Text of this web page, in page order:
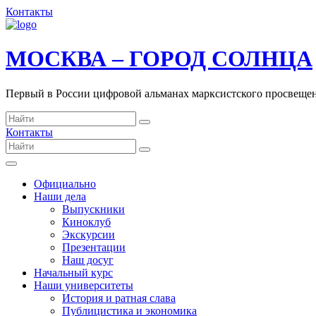
Контакты
МОСКВА – ГОРОД СОЛНЦА
Первый в России цифровой альманах марксистского
Контакты
Официально
Наши дела
Выпускники
Киноклуб
Экскурсии
Презентации
Наш досуг
Начальный курс
Наши университеты
История и ратная слава
Публицистика и экономика